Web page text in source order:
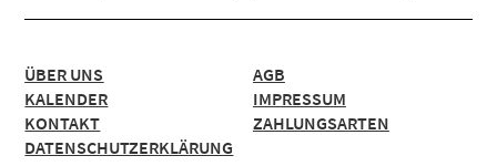
ÜBER UNS
KALENDER
KONTAKT
DATENSCHUTZERKLÄRUNG
AGB
IMPRESSUM
ZAHLUNGSARTEN